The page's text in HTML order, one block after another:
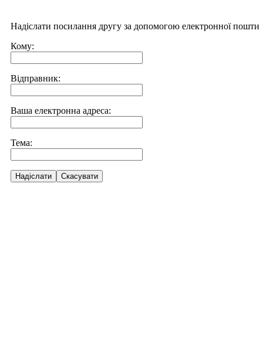
Надіслати посилання другу за допомогою електронної пошти
Кому:
Відправник:
Ваша електронна адреса:
Тема:
Надіслати Скасувати